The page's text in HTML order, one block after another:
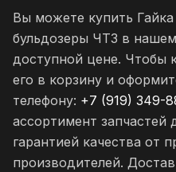
Вы можете купить
бульдозеры ЧТЗ в
доступной цене. Чтобы
его в корзину и
телефону: +7 (919) 349-
ассортимент запчастей
гарантией качества от
производителей.